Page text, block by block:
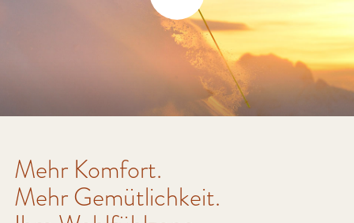
Mehr Komfort.
Mehr Gemütlichkeit.